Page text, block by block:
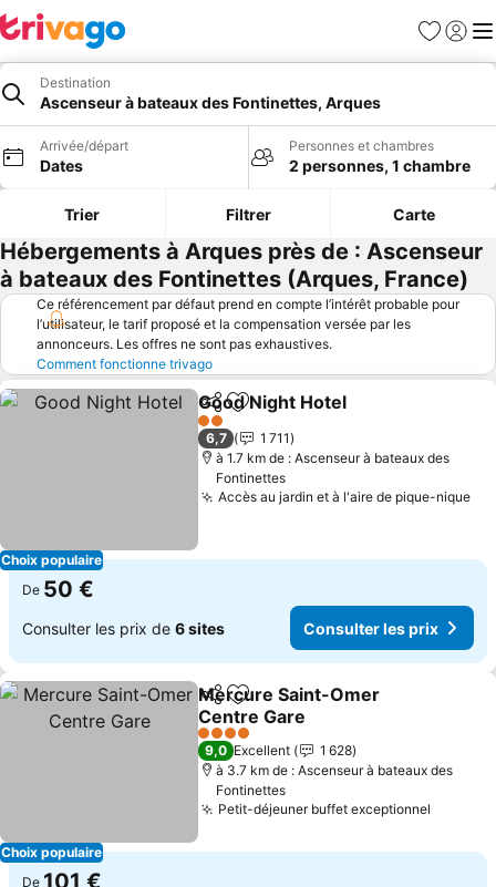
Favoris
Se
Destination
Ascenseur à bateaux des Fontinettes, Arques
Arrivée/départ
Dates
Personnes et chambres
2 personnes, 1 chambre
Trier Filtrer Carte
Hébergements à Arques près de : Ascenseur
à bateaux des Fontinettes (Arques, France)
Ce référencement par défaut prend en compte l’intérêt probable pour
l’utilisateur, le tarif proposé et la compensation versée par les
annonceurs. Les offres ne sont pas exhaustives.
Comment fonctionne trivago
Choix populaire
PartagerAjouter à mes favoris
Good Night Hotel
2 Étoiles
6,7
1 711
à 1.7 km de : Ascenseur à bateaux des
Fontinettes
Accès au jardin et à l'aire de pique-nique
De 50 €
Consulter les prix de 6 sites Consulter les prix
Choix populaire
PartagerAjouter à mes favoris
Mercure Saint-Omer
Centre Gare
4 Étoiles
9,0 Excellent
1 628
à 3.7 km de : Ascenseur à bateaux des
Fontinettes
Petit-déjeuner buffet exceptionnel
De 101 €